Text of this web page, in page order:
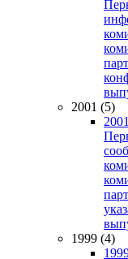
2001 (5)
1999 (4)